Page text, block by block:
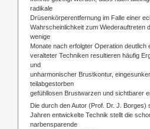
radikale
Drüsenkörperentfernung im Falle einer
Wahrscheinlichkeit zum Wiederauftreten
wenige
Monate nach erfolgter Operation deutlich
veralteter Techniken resultieren häufig
und
unharmonischer Brustkontur,
teilabgestorben
gefühllosen Brustwarzen und sichtbarer
Die durch den Autor (Prof. Dr. J. Borges)
Jahren entwickelte Technik stellt die
narbensparende